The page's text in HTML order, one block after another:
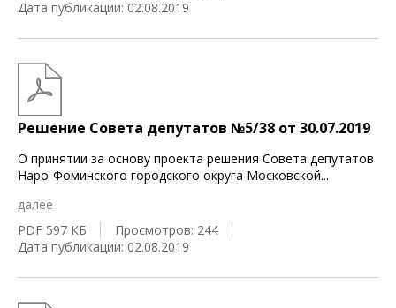
Дата публикации: 02.08.2019
Решение Совета депутатов №5/38 от 30.07.2019
О принятии за основу проекта решения Совета депутатов
Наро-Фоминского городского округа Московской...
далее
PDF 597 КБ
Просмотров: 244
Дата публикации: 02.08.2019